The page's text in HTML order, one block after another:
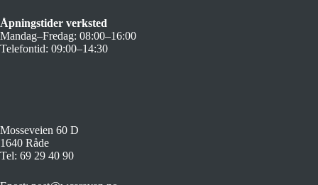
Åpningstider verksted
Mandag–Fredag: 08:00–16:00
Telefontid: 09:00–14:30
Mosseveien 60 D
1640 Råde
Tel: 69 29 40 90